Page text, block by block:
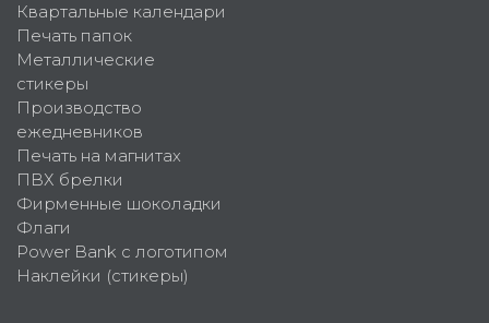
Квартальные календари
Печать папок
Металлические
стикеры
Производство
ежедневников
Печать на магнитах
ПВХ брелки
Фирменные шоколадки
Флаги
Power Bank с логотипом
Наклейки (стикеры)